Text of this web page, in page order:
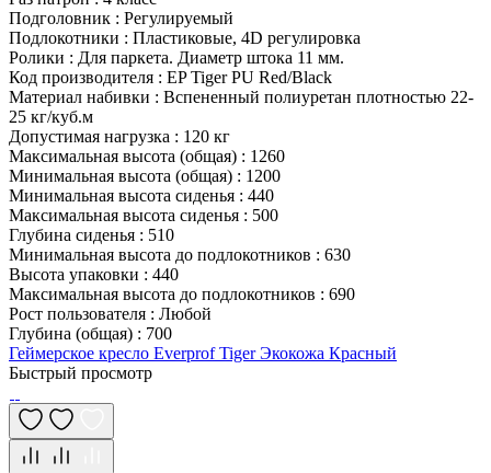
Подголовник : Регулируемый
Подлокотники : Пластиковые, 4D регулировка
Ролики : Для паркета. Диаметр штока 11 мм.
Код производителя : EP Tiger PU Red/Black
Материал набивки : Вспененный полиуретан плотностью 22-
25 кг/куб.м
Допустимая нагрузка : 120 кг
Максимальная высота (общая) : 1260
Минимальная высота (общая) : 1200
Минимальная высота сиденья : 440
Максимальная высота сиденья : 500
Глубина сиденья : 510
Минимальная высота до подлокотников : 630
Высота упаковки : 440
Максимальная высота до подлокотников : 690
Рост пользователя : Любой
Глубина (общая) : 700
Геймерское кресло Everprof Tiger Экокожа Красный
Быстрый просмотр